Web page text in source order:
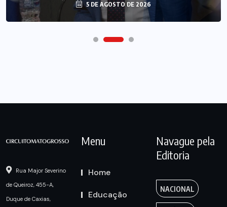
5 DE AGOSTO DE 2026
Rua Major Severino
de Queiroz, 455-A,
Duque de Caxias,
Menu
Home
Educação
Navague pela
Editoria
NACIONAL